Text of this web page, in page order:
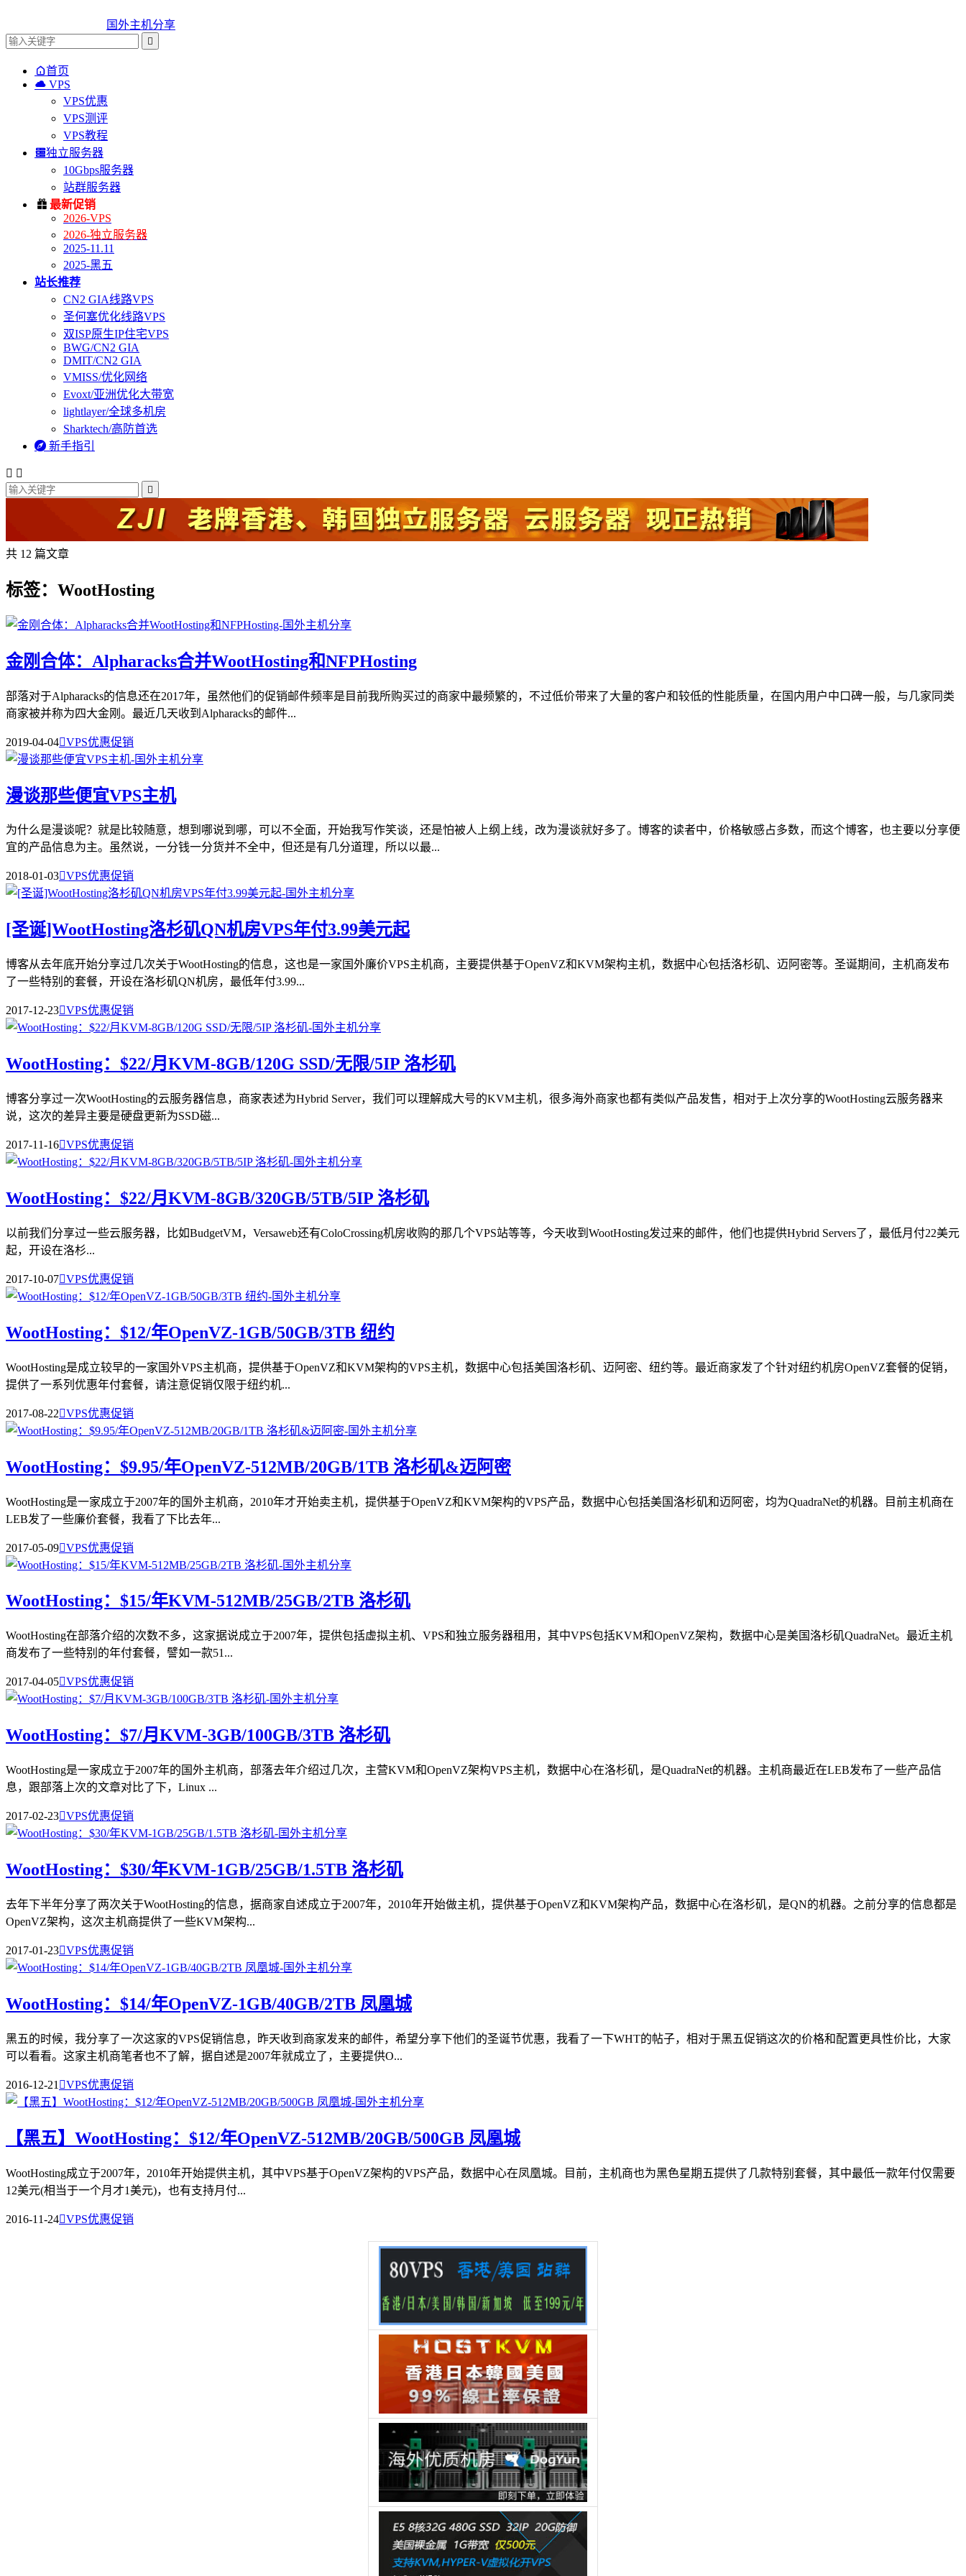
国外主机分享

首页
 VPS
VPS优惠
VPS测评
VPS教程
独立服务器
10Gbps服务器
站群服务器
 最新促销
2026-VPS
2026-独立服务器
2025-11.11
2025-黑五
站长推荐
CN2 GIA线路VPS
圣何塞优化线路VPS
双ISP原生IP住宅VPS
BWG/CN2 GIA
DMIT/CN2 GIA
VMISS/优化网络
Evoxt/亚洲优化大带宽
lightlayer/全球多机房
Sharktech/高防首选
 新手指引
 

共 12 篇文章
标签：WootHosting
金刚合体：Alpharacks合并WootHosting和NFPHosting
部落对于Alpharacks的信息还在2017年，虽然他们的促销邮件频率是目前我所购买过的商家中最频繁的，不过低价带来了大量的客户和较低的性能质量，在国内用户中口碑一般，与几家同类
商家被并称为四大金刚。最近几天收到Alpharacks的邮件...
2019-04-04VPS优惠促销
漫谈那些便宜VPS主机
为什么是漫谈呢？就是比较随意，想到哪说到哪，可以不全面，开始我写作笑谈，还是怕被人上纲上线，改为漫谈就好多了。博客的读者中，价格敏感占多数，而这个博客，也主要以分享便
宜的产品信息为主。虽然说，一分钱一分货并不全中，但还是有几分道理，所以以最...
2018-01-03VPS优惠促销
[圣诞]WootHosting洛杉矶QN机房VPS年付3.99美元起
博客从去年底开始分享过几次关于WootHosting的信息，这也是一家国外廉价VPS主机商，主要提供基于OpenVZ和KVM架构主机，数据中心包括洛杉矶、迈阿密等。圣诞期间，主机商发布
了一些特别的套餐，开设在洛杉矶QN机房，最低年付3.99...
2017-12-23VPS优惠促销
WootHosting：$22/月KVM-8GB/120G SSD/无限/5IP 洛杉矶
博客分享过一次WootHosting的云服务器信息，商家表述为Hybrid Server，我们可以理解成大号的KVM主机，很多海外商家也都有类似产品发售，相对于上次分享的WootHosting云服务器来
说，这次的差异主要是硬盘更新为SSD磁...
2017-11-16VPS优惠促销
WootHosting：$22/月KVM-8GB/320GB/5TB/5IP 洛杉矶
以前我们分享过一些云服务器，比如BudgetVM，Versaweb还有ColoCrossing机房收购的那几个VPS站等等，今天收到WootHosting发过来的邮件，他们也提供Hybrid Servers了，最低月付22美元
起，开设在洛杉...
2017-10-07VPS优惠促销
WootHosting：$12/年OpenVZ-1GB/50GB/3TB 纽约
WootHosting是成立较早的一家国外VPS主机商，提供基于OpenVZ和KVM架构的VPS主机，数据中心包括美国洛杉矶、迈阿密、纽约等。最近商家发了个针对纽约机房OpenVZ套餐的促销，
提供了一系列优惠年付套餐，请注意促销仅限于纽约机...
2017-08-22VPS优惠促销
WootHosting：$9.95/年OpenVZ-512MB/20GB/1TB 洛杉矶&迈阿密
WootHosting是一家成立于2007年的国外主机商，2010年才开始卖主机，提供基于OpenVZ和KVM架构的VPS产品，数据中心包括美国洛杉矶和迈阿密，均为QuadraNet的机器。目前主机商在
LEB发了一些廉价套餐，我看了下比去年...
2017-05-09VPS优惠促销
WootHosting：$15/年KVM-512MB/25GB/2TB 洛杉矶
WootHosting在部落介绍的次数不多，这家据说成立于2007年，提供包括虚拟主机、VPS和独立服务器租用，其中VPS包括KVM和OpenVZ架构，数据中心是美国洛杉矶QuadraNet。最近主机
商发布了一些特别的年付套餐，譬如一款51...
2017-04-05VPS优惠促销
WootHosting：$7/月KVM-3GB/100GB/3TB 洛杉矶
WootHosting是一家成立于2007年的国外主机商，部落去年介绍过几次，主营KVM和OpenVZ架构VPS主机，数据中心在洛杉矶，是QuadraNet的机器。主机商最近在LEB发布了一些产品信
息，跟部落上次的文章对比了下，Linux ...
2017-02-23VPS优惠促销
WootHosting：$30/年KVM-1GB/25GB/1.5TB 洛杉矶
去年下半年分享了两次关于WootHosting的信息，据商家自述成立于2007年，2010年开始做主机，提供基于OpenVZ和KVM架构产品，数据中心在洛杉矶，是QN的机器。之前分享的信息都是
OpenVZ架构，这次主机商提供了一些KVM架构...
2017-01-23VPS优惠促销
WootHosting：$14/年OpenVZ-1GB/40GB/2TB 凤凰城
黑五的时候，我分享了一次这家的VPS促销信息，昨天收到商家发来的邮件，希望分享下他们的圣诞节优惠，我看了一下WHT的帖子，相对于黑五促销这次的价格和配置更具性价比，大家
可以看看。这家主机商笔者也不了解，据自述是2007年就成立了，主要提供O...
2016-12-21 VPS优惠促销
【黑五】WootHosting：$12/年OpenVZ-512MB/20GB/500GB 凤凰城
WootHosting成立于2007年，2010年开始提供主机，其中VPS基于OpenVZ架构的VPS产品，数据中心在凤凰城。目前，主机商也为黑色星期五提供了几款特别套餐，其中最低一款年付仅需要
12美元(相当于一个月才1美元)，也有支持月付...
2016-11-24VPS优惠促销